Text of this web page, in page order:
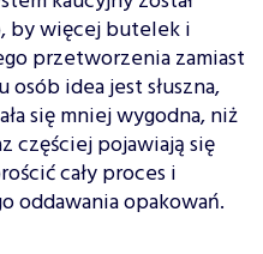
by więcej butelek i
przetworzenia zamiast
idea jest słuszna,
się mniej wygodna, niż
częściej pojawiają się
cały proces i
oddawania opakowań.